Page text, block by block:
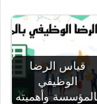
قياس الرضا
الوظيفي
وأهميته